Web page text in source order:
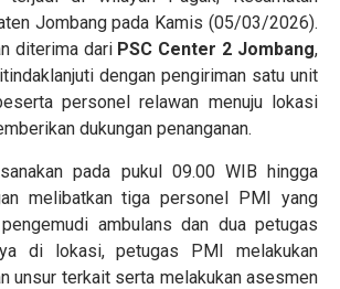
Jombang pada Kamis (05/03/2026).
diterima dari PSC Center 2 Jombang,
dengan pengiriman satu unit
personel relawan menuju lokasi
dukungan penanganan.
pada pukul 09.00 WIB hingga
melibatkan tiga personel PMI yang
ambulans dan dua petugas
di lokasi, petugas PMI melakukan
unsur terkait serta melakukan asesmen